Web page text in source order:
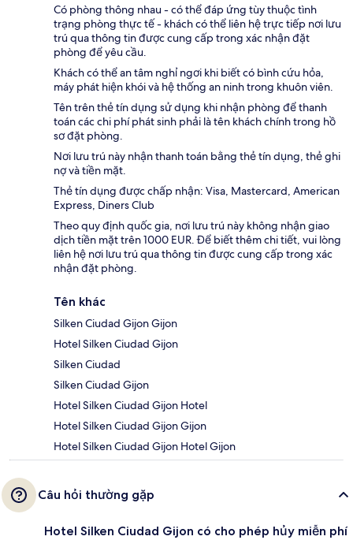
Có phòng thông nhau - có thể đáp ứng tùy thuộc tình
trạng phòng thực tế - khách có thể liên hệ trực tiếp nơi lưu
trú qua thông tin được cung cấp trong xác nhận đặt
phòng để yêu cầu.
Khách có thể an tâm nghỉ ngơi khi biết có bình cứu hỏa,
máy phát hiện khói và hệ thống an ninh trong khuôn viên.
Tên trên thẻ tín dụng sử dụng khi nhận phòng để thanh
toán các chi phí phát sinh phải là tên khách chính trong hồ
sơ đặt phòng.
Nơi lưu trú này nhận thanh toán bằng thẻ tín dụng, thẻ ghi
nợ và tiền mặt.
Thẻ tín dụng được chấp nhận: Visa, Mastercard, American
Express, Diners Club
Theo quy định quốc gia, nơi lưu trú này không nhận giao
dịch tiền mặt trên 1000 EUR. Để biết thêm chi tiết, vui lòng
liên hệ nơi lưu trú qua thông tin được cung cấp trong xác
nhận đặt phòng.
Tên khác
Silken Ciudad Gijon Gijon
Hotel Silken Ciudad Gijon
Silken Ciudad
Silken Ciudad Gijon
Hotel Silken Ciudad Gijon Hotel
Hotel Silken Ciudad Gijon Gijon
Hotel Silken Ciudad Gijon Hotel Gijon
Câu hỏi thường gặp
Hotel Silken Ciudad Gijon có cho phép hủy miễn phí